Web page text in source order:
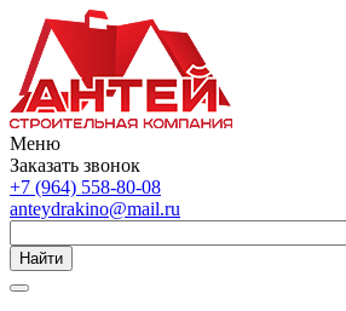
Меню
Заказать звонок
+7 (964) 558-80-08
anteydrakino@mail.ru
Найти